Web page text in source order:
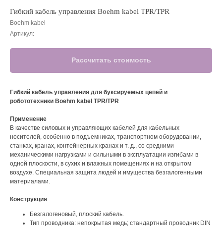
Гибкий кабель управления Boehm kabel TPR/TPR
Boehm kabel
Артикул:
Рассчитать стоимость
Гибкий кабель управления для буксируемых цепей и
робототехники Boehm kabel TPR/TPR
Применение
В качестве силовых и управляющих кабелей для кабельных
носителей, особенно в подъемниках, транспортном оборудовании,
станках, кранах, контейнерных кранах и т. д., со средними
механическими нагрузками и сильными в эксплуатации изгибами в
одной плоскости, в сухих и влажных помещениях и на открытом
воздухе. Специальная защита людей и имущества безгалогенными
материалами.
Конструкция
Безгалогеновый, плоский кабель.
Тип проводника: непокрытая медь; стандартный проводник DIN